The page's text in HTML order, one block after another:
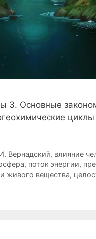
3. Основные
Вернадский, влияние
, поток энергии,
живого вещества,